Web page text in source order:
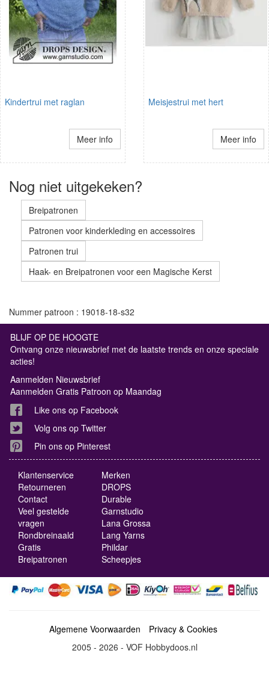
Kindertrui met raglan
Meer info
Meisjestrui met hert
Meer info
Nog niet uitgekeken?
Breipatronen
Patronen voor kinderkleding en accessoires
Patronen trui
Haak- en Breipatronen voor een Magische Kerst
Nummer patroon : 19018-18-s32
BLIJF OP DE HOOGTE
Ontvang onze nieuwsbrief met de laatste trends en onze speciale
acties!
Aanmelden Nieuwsbrief
Aanmelden Gratis Patroon op Maandag
Like ons op Facebook
Volg ons op Twitter
Pin ons op Pinterest
Klantenservice
Retourneren
Contact
Veel gestelde
vragen
Rondbreinaald
Gratis
Breipatronen
Merken
DROPS
Durable
Garnstudio
Lana Grossa
Lang Yarns
Phildar
Scheepjes
Algemene Voorwaarden
Privacy & Cookies
2005 - 2026 - VOF Hobbydoos.nl